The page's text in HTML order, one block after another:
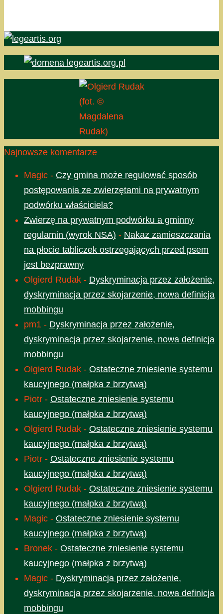
(fot. ©
Magdalena
Rudak)
Najnowsze komentarze
Magic - Czy gmina może regulować sposób
postępowania ze zwierzętami na prywatnym
podwórku właściciela?
Zwierzę na prywatnym podwórku a gminny
regulamin (wyrok NSA) - Nakaz zamieszczania
na płocie tabliczek ostrzegających przed psem
jest bezprawny
Olgierd Rudak - Dyskryminacja przez założenie,
dyskryminacja przez skojarzenie, nowa definicja
mobbingu
pm1 - Dyskryminacja przez założenie,
dyskryminacja przez skojarzenie, nowa definicja
mobbingu
Olgierd Rudak - Ostateczne zniesienie systemu
kaucyjnego (małpka z brzytwą)
Piotr - Ostateczne zniesienie systemu
kaucyjnego (małpka z brzytwą)
Olgierd Rudak - Ostateczne zniesienie systemu
kaucyjnego (małpka z brzytwą)
Piotr - Ostateczne zniesienie systemu
kaucyjnego (małpka z brzytwą)
Olgierd Rudak - Ostateczne zniesienie systemu
kaucyjnego (małpka z brzytwą)
Magic - Ostateczne zniesienie systemu
kaucyjnego (małpka z brzytwą)
Bronek - Ostateczne zniesienie systemu
kaucyjnego (małpka z brzytwą)
Magic - Dyskryminacja przez założenie,
dyskryminacja przez skojarzenie, nowa definicja
mobbingu